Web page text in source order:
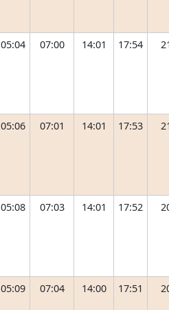
05:04 07:00 14:01 17:54
05:06 07:01 14:01 17:53
05:08 07:03 14:01 17:52
05:09 07:04 14:00 17:51